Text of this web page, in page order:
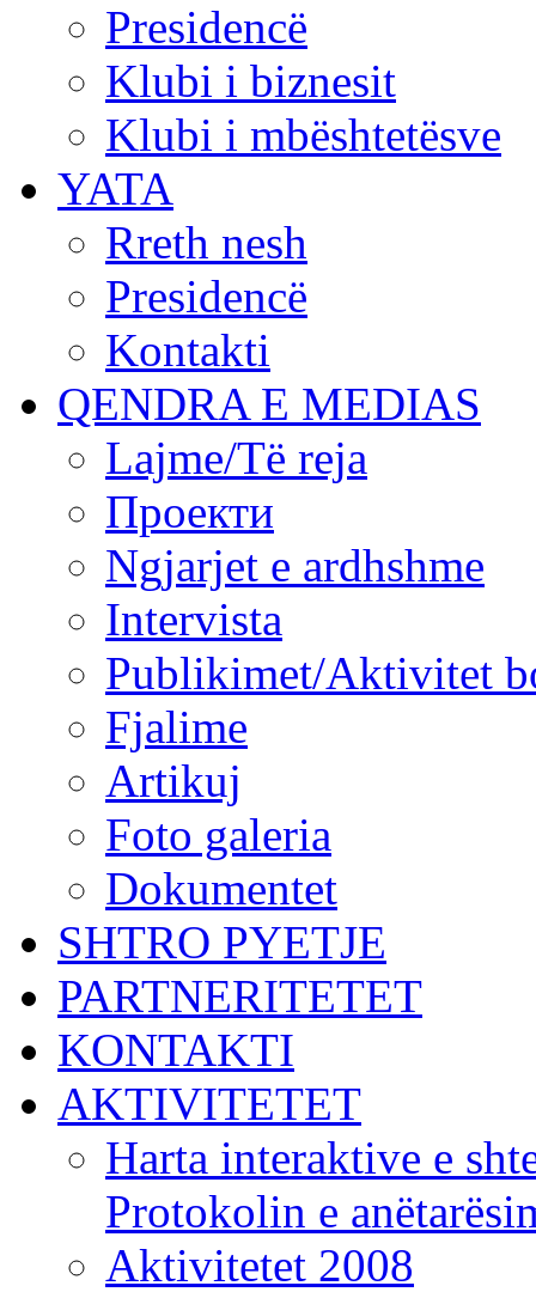
Presidencë
Klubi i biznesit
Klubi i mbështetësve
YATA
Rreth nesh
Presidencë
Kontakti
QENDRA E MEDIAS
Lajme/Të reja
Проекти
Ngjarjet e ardhshme
Intervista
Publikimet/Aktivitet
Fjalime
Artikuj
Foto galeria
Dokumentet
SHTRO PYETJE
PARTNERITETET
KONTAKTI
AKTIVITETET
Harta interaktive e
Protokolin e
Aktivitetet 2008